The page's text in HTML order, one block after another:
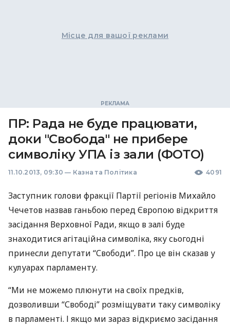
Місце для вашої реклами
ПР: Рада не буде працювати,
доки "Свобода" не прибере
символіку УПА із зали (ФОТО)
11.10.2013, 09:30 — Казна та Політика 4091
Заступник голови фракції Партії регіонів Михайло
Чечетов назвав ганьбою перед Європою відкриття
засідання Верховної Ради, якщо в залі буде
знаходитися агітаційна символіка, яку сьогодні
принесли депутати “Свободи”. Про це він сказав у
кулуарах парламенту.
“Ми не можемо плюнути на своїх предків,
дозволивши “Свободі” розміщувати таку символіку
в парламенті. І якщо ми зараз відкриємо засідання